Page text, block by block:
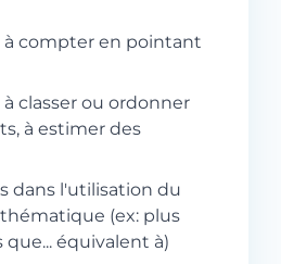
compter en pointant
classer ou ordonner
à estimer des
dans l'utilisation du
(ex: plus
que... équivalent à)